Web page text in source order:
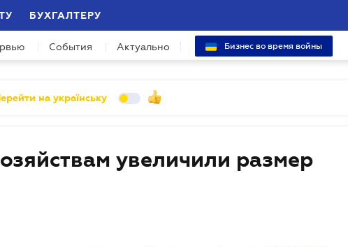
БУХГАЛТЕРУ
События Актуально Бизнес во время войны
на українську
увеличили размер